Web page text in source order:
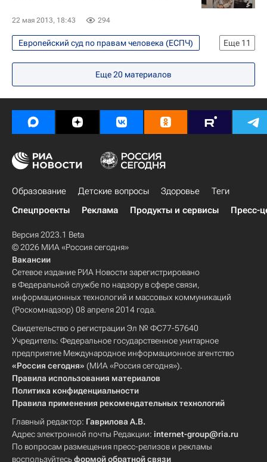
22 мая 2013, 18:43 294
Еще 11
Европейский суд по правам человека (ЕСПЧ)
Общество
Жизнь без преград
США
Америка
Северная Америка
Весь мир
Европа
Северо-Западный ФО
Детские вопросы
Россия
Еще20 материалов
Образование Детские вопросы Здоровье
Теги
Спецпроекты
Реклама Продукты и сервисы Пресс-
Версия 2023.1 Beta
© 2026 МИА «Россия сегодня»
Вакансии
Сетевое издание РИА Новости зарегистрировано
в Федеральной службе по надзору в сфере связи,
информационных технологий и массовых коммуникаций
(Роскомнадзор) 08 апреля 2014 года.
Свидетельство о регистрации Эл № ФС77-57640
Учредитель: Федеральное государственное унитарное
предприятие Международное информационное агентство
«Россия сегодня» (МИА «Россия сегодня»).
Правила использования материалов
Политика конфиденциальности
Правила применения рекомендательных технологий
Главный редактор: Гаврилова А.В.
Адрес электронной почты Редакции: internet-group@ria.ru
По вопросам размещения пресс-релизов и рекламы
воспользуйтесьформой обратной связи